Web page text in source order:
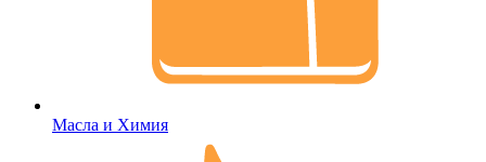
Масла и Химия